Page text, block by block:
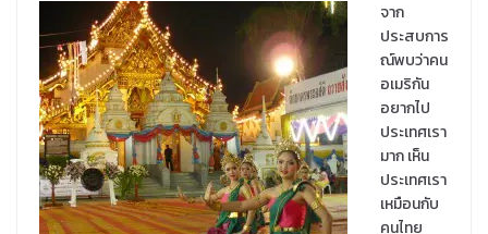
จาก
ประสบการ
ณ์พบว่าคน
อเมริกัน
อยากไป
ประเทศเรา
มาก เห็น
ประเทศเรา
เหมือนกับ
คนไทย